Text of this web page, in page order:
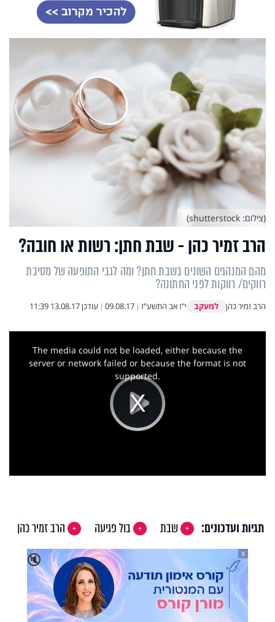
הרב זמיר כהן - שבת חתן: רשות או חובה?
מהם המנהגים השונים בשבת חתן? ומה לגבי התופעה של מסיבת
רווקים/ רווקות לפני החתונה?
הרב זמיר כהן למעקב י"ז אב התשע"ז |
09.08.17
| עודכן13.08.17 11:39
(צילום: shutterstock)
Play
This
The media could not be loaded, either because the
server or network failed or because the format is not
supported.
תגיות ועדכונים: שבת בול פגיעה
הרב זמיר כהן
🔇
X